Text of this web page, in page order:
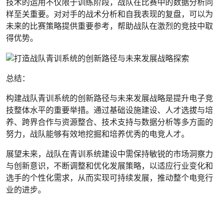
技术的运用不仅限于训练阶段，战队在比赛中的数据分析同
样至关重要。对对手的战术分析和自我表现的复盘，可以为
未来的比赛策略提供重要参考，帮助战队在激烈的竞技中取
得优势。
总结：
构建战队青训系统的创新路径与未来发展战略是提升电子竞
技整体水平的重要举措。通过基础设施建设、人才选拔与培
养、跨界合作与资源整合、技术支持与数据分析等多方面的
努力，战队能够有效地挖掘和培养优秀的电竞人才。
展望未来，战队在青训系统建设中需保持敏锐的市场洞察力
与创新意识，不断调整和优化发展策略，以适应行业变化和
选手的个性化需求，从而实现可持续发展，推动整个电竞行
业的进步。